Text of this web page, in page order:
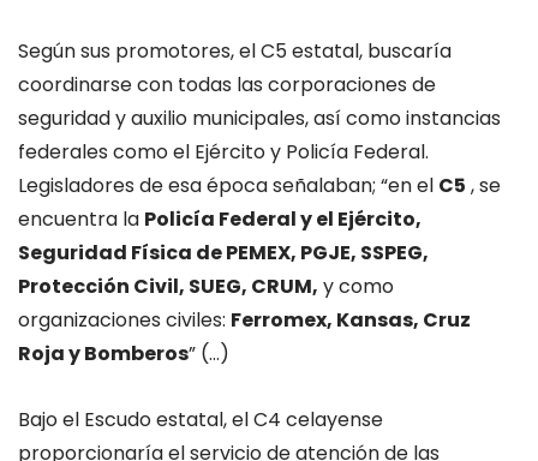
Según sus promotores, el C5 estatal, buscaría
coordinarse con todas las corporaciones de
seguridad y auxilio municipales, así como instancias
federales como el Ejército y Policía Federal.
Legisladores de esa época señalaban; “en el C5 , se
encuentra la Policía Federal y el Ejército,
Seguridad Física de PEMEX, PGJE, SSPEG,
Protección Civil, SUEG, CRUM, y como
organizaciones civiles: Ferromex, Kansas, Cruz
Roja y Bomberos” (…)
Bajo el Escudo estatal, el C4 celayense
proporcionaría el servicio de atención de las